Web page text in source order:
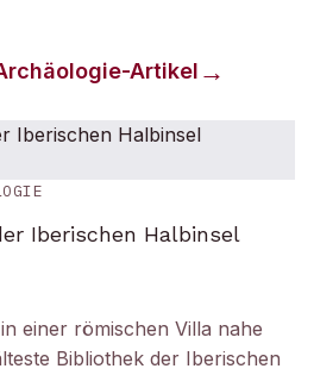
-Artikel
Iberischen Halbinsel
einer römischen Villa nahe
Bibliothek der Iberischen